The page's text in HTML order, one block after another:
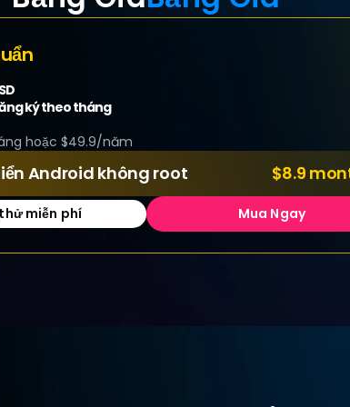
ký theo tháng
hoặc $49.9/năm
Android không root $8.9
miễn phí Mua Ngay